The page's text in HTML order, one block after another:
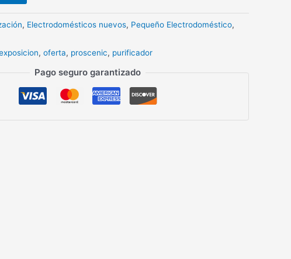
, Electrodomésticos nuevos, Pequeño Electrodoméstico,
, oferta, proscenic, purificador
Pago seguro garantizado